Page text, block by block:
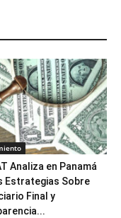
Analiza en Panamá
Estrategias Sobre
Final y